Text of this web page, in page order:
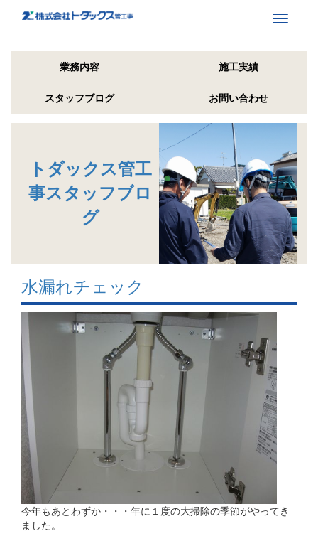
Toggle
業務内容 施工実績
スタッフブログ お問い合わせ
トダックス管工
事スタッフブロ
グ
水漏れチェック
今年もあとわずか・・・年に１度の大掃除の季節がやってき
ました。